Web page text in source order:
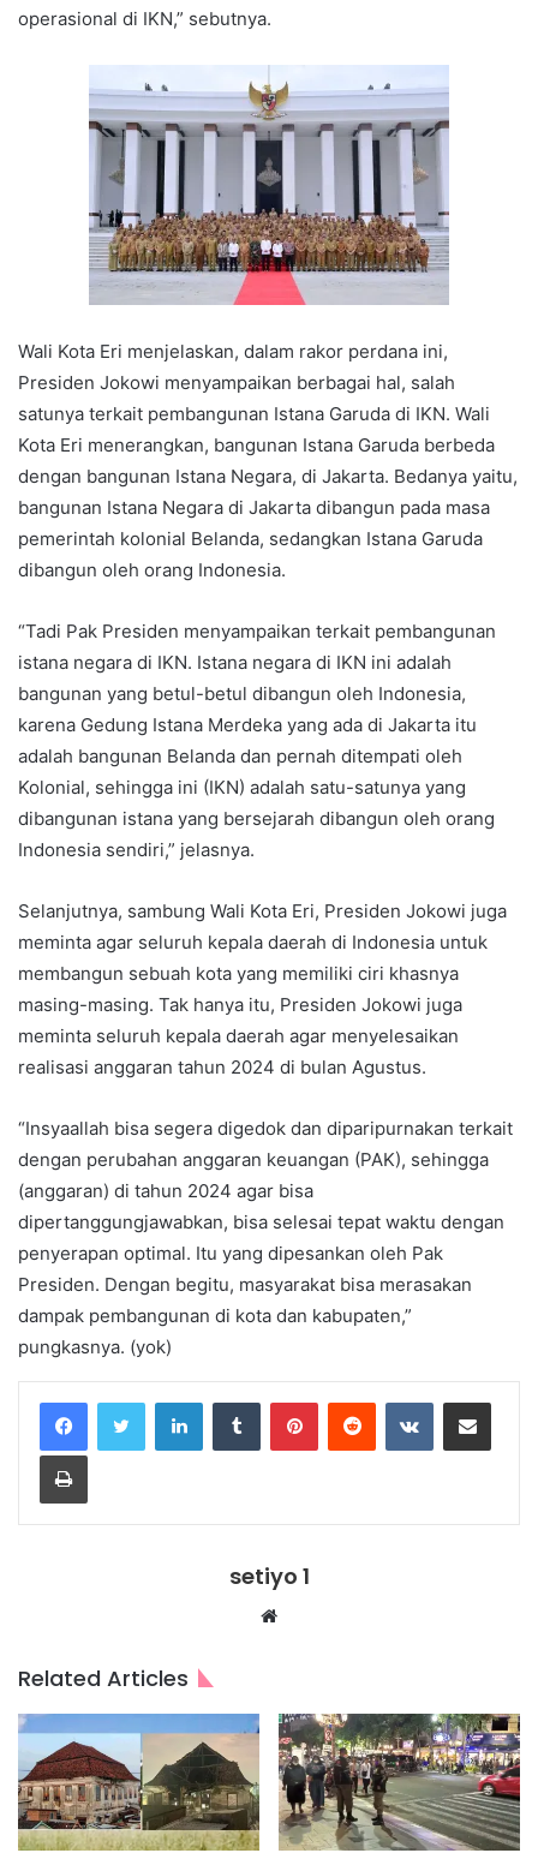
operasional di IKN,” sebutnya.
Wali Kota Eri menjelaskan, dalam rakor perdana ini,
Presiden Jokowi menyampaikan berbagai hal, salah
satunya terkait pembangunan Istana Garuda di IKN. Wali
Kota Eri menerangkan, bangunan Istana Garuda berbeda
dengan bangunan Istana Negara, di Jakarta. Bedanya yaitu,
bangunan Istana Negara di Jakarta dibangun pada masa
pemerintah kolonial Belanda, sedangkan Istana Garuda
dibangun oleh orang Indonesia.
“Tadi Pak Presiden menyampaikan terkait pembangunan
istana negara di IKN. Istana negara di IKN ini adalah
bangunan yang betul-betul dibangun oleh Indonesia,
karena Gedung Istana Merdeka yang ada di Jakarta itu
adalah bangunan Belanda dan pernah ditempati oleh
Kolonial, sehingga ini (IKN) adalah satu-satunya yang
dibangunan istana yang bersejarah dibangun oleh orang
Indonesia sendiri,” jelasnya.
Selanjutnya, sambung Wali Kota Eri, Presiden Jokowi juga
meminta agar seluruh kepala daerah di Indonesia untuk
membangun sebuah kota yang memiliki ciri khasnya
masing-masing. Tak hanya itu, Presiden Jokowi juga
meminta seluruh kepala daerah agar menyelesaikan
realisasi anggaran tahun 2024 di bulan Agustus.
“Insyaallah bisa segera digedok dan diparipurnakan terkait
dengan perubahan anggaran keuangan (PAK), sehingga
(anggaran) di tahun 2024 agar bisa
dipertanggungjawabkan, bisa selesai tepat waktu dengan
penyerapan optimal. Itu yang dipesankan oleh Pak
Presiden. Dengan begitu, masyarakat bisa merasakan
dampak pembangunan di kota dan kabupaten,”
pungkasnya. (yok)
LinkedInTumblr PinterestReddit VKontakteShare via Email
Print
setiyo 1
Website
Related Articles